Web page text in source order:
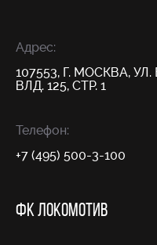
Адрес:
107553, Г. МОСКВА,
ВЛД. 125, СТР. 1
Телефон:
+7 (495) 500-3-100
ФК ЛОКОМОТИВ